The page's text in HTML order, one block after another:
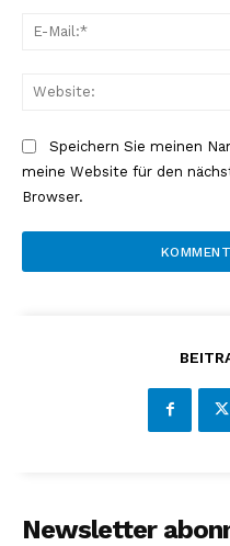
Speichern Sie meinen
meine Website für den
Browser.
Newsletter